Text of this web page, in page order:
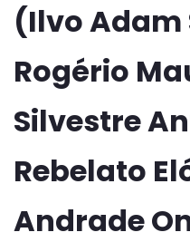
(Ilvo
Rogério
Silvestre
Rebelato
Andrade